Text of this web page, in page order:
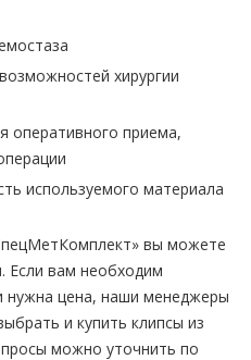
хирургии
оперативного приема,
используемого материала
вы можете
. Если вам необходим
нужна цена, наши менеджеры
и купить клипсы из
можно уточнить по